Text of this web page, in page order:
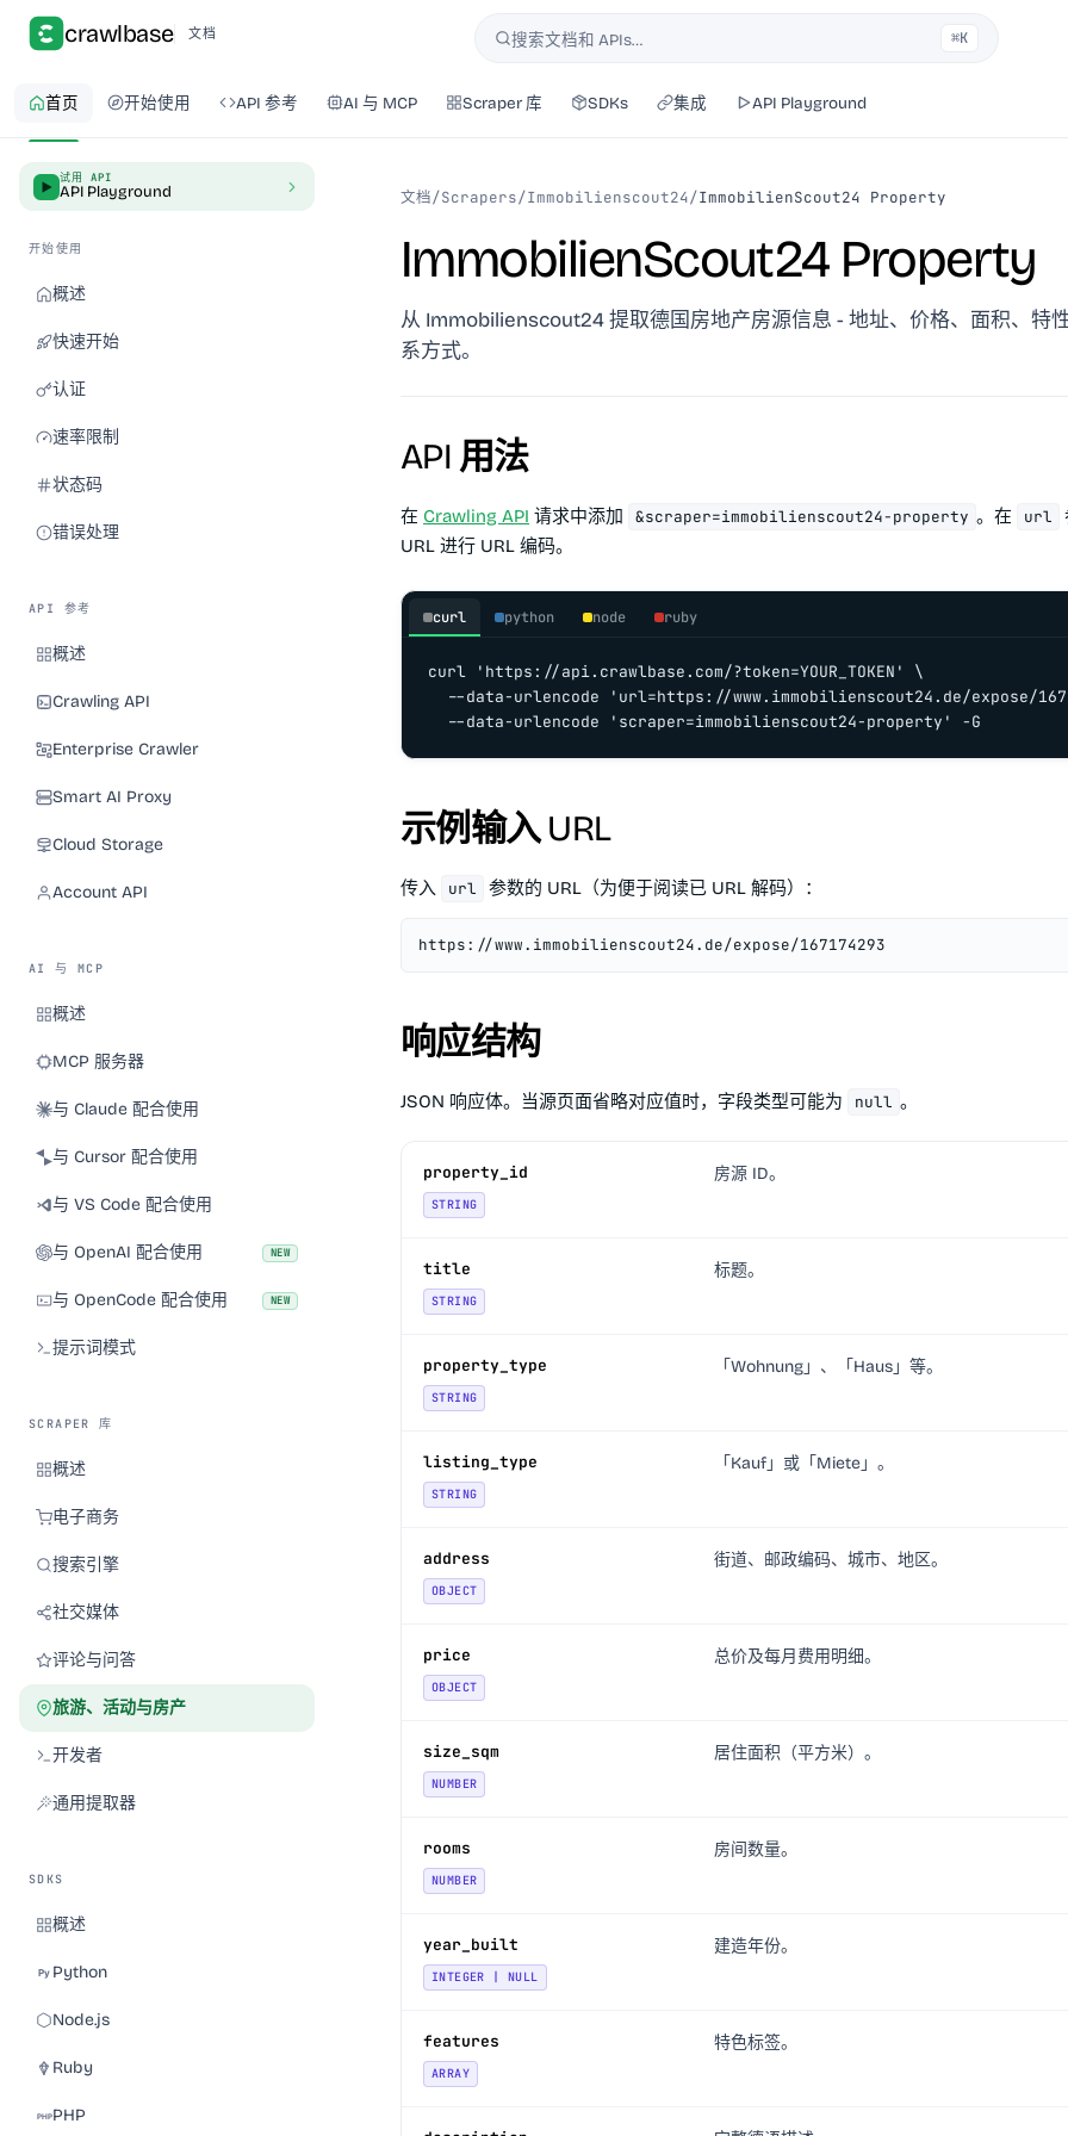
crawlbase 文档
搜索搜索文档和 APIs… ⌘K
首页 开始使用 API 参考 AI 与 MCP Scraper 库 SDKs 集成 API Playground
试用 API
API Playground
开始使用
概述
快速开始
认证
速率限制
状态码
错误处理
API 参考
概述
Crawling API
Enterprise Crawler
Smart AI Proxy
Cloud Storage
Account API
AI 与 MCP
概述
MCP 服务器
与 Claude 配合使用
与 Cursor 配合使用
与 VS Code 配合使用
与 OpenAI 配合使用 NEW
与 OpenCode 配合使用 NEW
提示词模式
SCRAPER 库
概述
电子商务
搜索引擎
社交媒体
评论与问答
旅游、活动与房产
开发者
通用提取器
SDKS
概述
Python
Node.js
Ruby
PHP
文档/Scrapers/Immobilienscout24/ImmobilienScout24 Property
ImmobilienScout24 Property
从 Immobilienscout24 提取德国房地产房源信息 - 地址、价格、面积、特
系方式。
API 用法
在 Crawling API 请求中添加 &scraper=immobilienscout24-property 。在 url
URL 进行 URL 编码。
curl python node ruby
curl 'https://api.crawlbase.com/?token=YOUR_TOKEN' \
--data-urlencode 'url=https://www.immobilienscout24.de/expose/
  --data-urlencode 'scraper=immobilienscout24-property' -G
示例输入 URL
传入 url 参数的 URL（为便于阅读已 URL 解码）：
https://www.immobilienscout24.de/expose/167174293
响应结构
JSON 响应体。当源页面省略对应值时，字段类型可能为 null 。
property_id
STRING
房源 ID。
title
STRING
标题。
property_type
STRING
「Wohnung」、「Haus」等。
listing_type
STRING
「Kauf」或「Miete」。
address
OBJECT
街道、邮政编码、城市、地区。
price
OBJECT
总价及每月费用明细。
size_sqm
NUMBER
居住面积（平方米）。
rooms
NUMBER
房间数量。
year_built
INTEGER | NULL
建造年份。
features
ARRAY
特色标签。